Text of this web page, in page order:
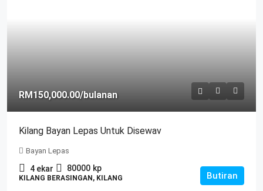
RM150,000.00/bulanan
Kilang Bayan Lepas Untuk Disewav
Bayan Lepas
4 ekar 80000 kp
KILANG BERASINGAN, KILANG Butiran